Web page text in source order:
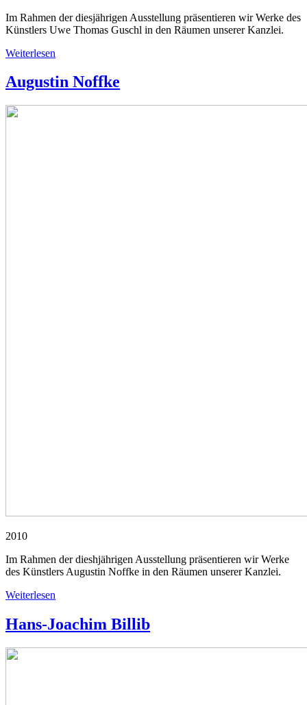
Im Rahmen der diesjährigen Ausstellung präsentieren wir Werke des
Künstlers Uwe Thomas Guschl in den Räumen unserer Kanzlei.
Weiterlesen
Augustin Noffke
2010
Im Rahmen der dieshjährigen Ausstellung präsentieren wir Werke
des Künstlers Augustin Noffke in den Räumen unserer Kanzlei.
Weiterlesen
Hans-Joachim Billib